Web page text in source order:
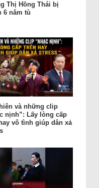
Thị Hồng Thái bị
6 năm tù
và những clip
nịnh”: Lấy lòng cấp
vô tình giúp dân xả